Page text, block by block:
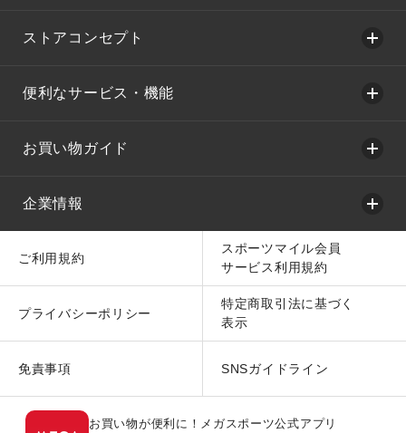
ストアコンセプト
便利なサービス・機能
お買い物ガイド
企業情報
ご利用規約
スポーツマイル会員
サービス利用規約
プライバシーポリシー
特定商取引法に基づく
表示
免責事項 SNSガイドライン
お買い物が便利に！メガスポーツ公式アプリ